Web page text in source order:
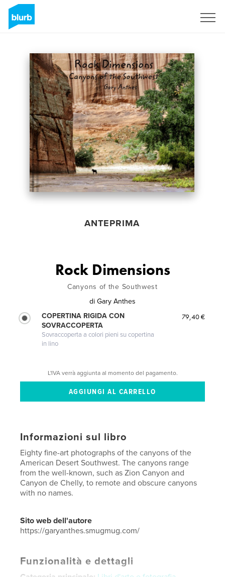
ANTEPRIMA
Rock Dimensions
Canyons of the Southwest
di Gary Anthes
COPERTINA RIGIDA CON
SOVRACCOPERTA
Sovraccoperta a colori pieni su copertina
in lino
79,40 €
L'IVA verrà aggiunta al momento del pagamento.
Informazioni sul libro
Eighty fine-art photographs of the canyons of the
American Desert Southwest. The canyons range
from the well-known, such as Zion Canyon and
Canyon de Chelly, to remote and obscure canyons
with no names.
Sito web dell'autore
https://garyanthes.smugmug.com/
Funzionalità e dettagli